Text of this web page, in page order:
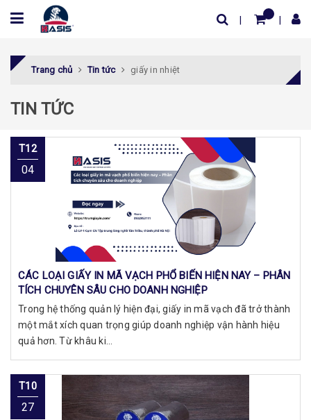
Trang chủ Tin tức giấy in nhiệt
TIN TỨC
T12
04
CÁC LOẠI GIẤY IN MÃ VẠCH PHỔ BIẾN HIỆN NAY – PHÂN
TÍCH CHUYÊN SÂU CHO DOANH NGHIỆP
Trong hệ thống quản lý hiện đại, giấy in mã vạch đã trở thành
một mắt xích quan trọng giúp doanh nghiệp vận hành hiệu
quả hơn. Từ khâu ki...
T10
27